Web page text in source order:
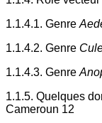
1.1.4.1. Genre
1.1.4.2. Genre
1.1.4.3. Genre
1.1.5. Quelques
Cameroun 12